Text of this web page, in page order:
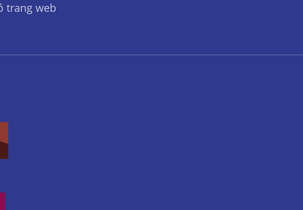
trang web